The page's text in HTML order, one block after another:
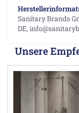
Sanitary Brands
DE,
Unsere